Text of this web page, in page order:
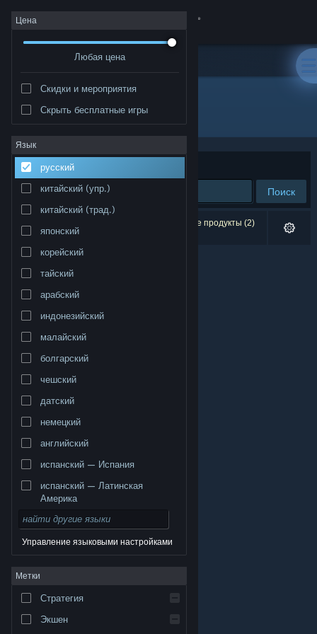
Войти
Сообщество
Информация
Поддержка
Изменить язык
Полная версия
© Valve Corporation. Все права сохранены. Все
торговые марки являются собственностью
Правовая информация
Соглашение подписчика Steam
Файлы cookie
Цена
Любая цена
Скидки и мероприятия
Скрыть бесплатные игры
Язык
русский
китайский (упр.)
китайский (трад.)
японский
корейский
тайский
арабский
индонезийский
малайский
болгарский
чешский
датский
немецкий
английский
испанский — Испания
испанский — Латинская
Америка
Управление языковыми настройками
Метки
Стратегия
Экшен
Издатель: Ignacio Medina
Сортировать по
Поиск
Результатов по вашему запросу: 0. Некоторые продукты (2)
скрыты согласно вашим настройкам.